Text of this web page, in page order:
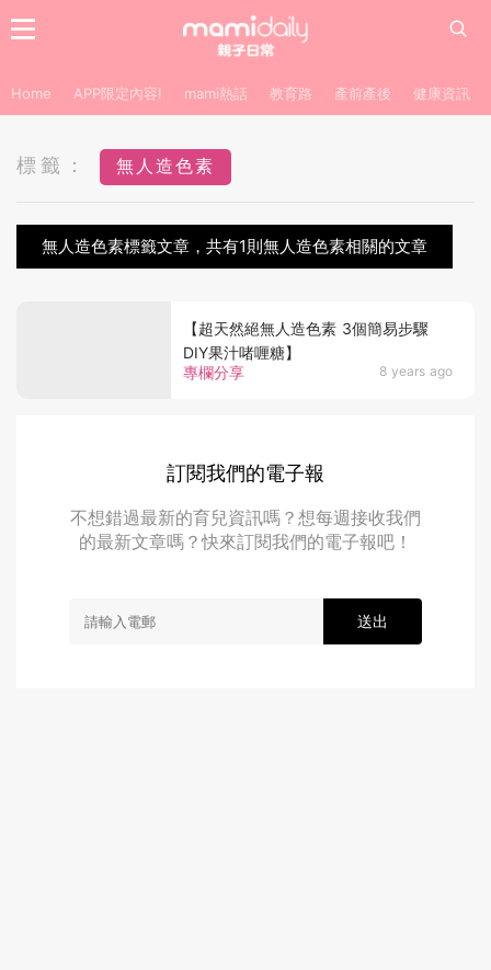
Home APP限定內容! mami熱話 教育路 產前產後 健康資訊
標籤： 無人造色素
無人造色素標籤文章，共有1則無人造色素相關的文章
專欄分享 8 years ago
【超天然絕無人造色素 3個簡易步驟
DIY果汁啫喱糖】
訂閱我們的電子報
不想錯過最新的育兒資訊嗎？想每週接收我們
的最新文章嗎？快來訂閱我們的電子報吧！
送出